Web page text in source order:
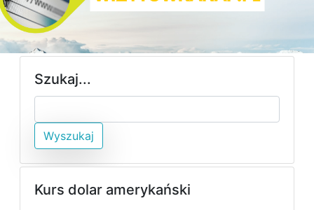
Szukaj...
Wyszukaj
Kurs dolar amerykański